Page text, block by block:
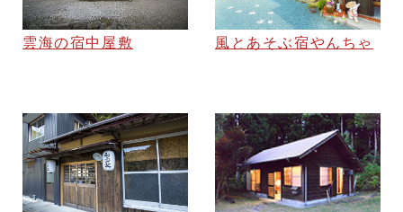
雲海の宿中屋敷 風とあそぶ宿やんちゃ